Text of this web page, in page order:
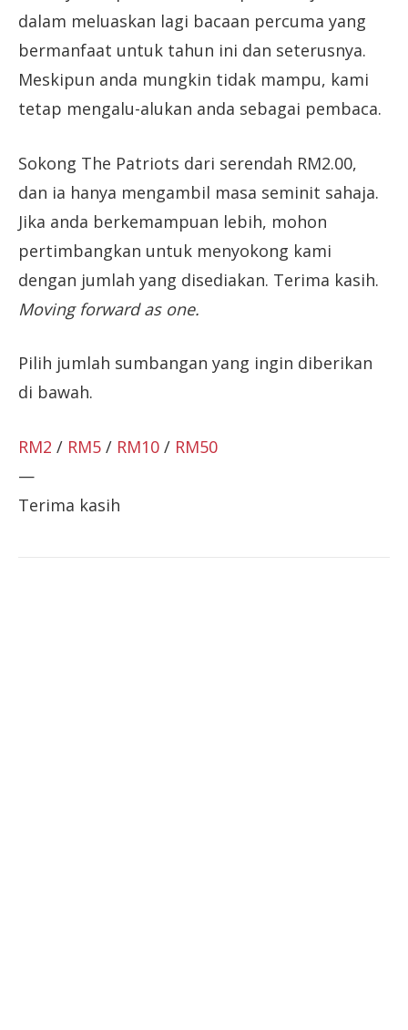
dalam meluaskan lagi bacaan percuma yang
bermanfaat untuk tahun ini dan seterusnya.
Meskipun anda mungkin tidak mampu, kami
tetap mengalu-alukan anda sebagai pembaca.
Sokong The Patriots dari serendah RM2.00,
dan ia hanya mengambil masa seminit sahaja.
Jika anda berkemampuan lebih, mohon
pertimbangkan untuk menyokong kami
dengan jumlah yang disediakan. Terima kasih.
Moving forward as one.
Pilih jumlah sumbangan yang ingin diberikan
di bawah.
RM2 / RM5 / RM10 / RM50
—
Terima kasih